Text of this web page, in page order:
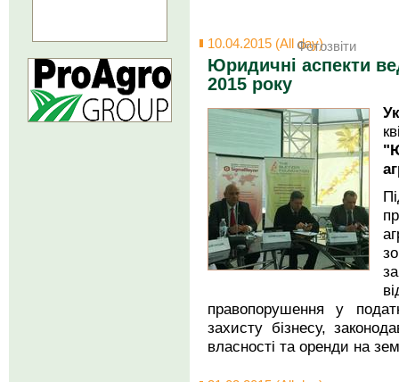
10.04.2015 (All day)Фотозвіти
Юридичні аспекти
2015 року
правопорушення у
захисту бізнесу,
власності та оренди на